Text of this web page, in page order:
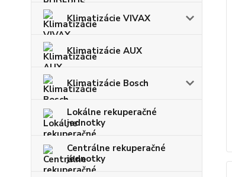
Klimatizácie VIVAX
Klimatizácie AUX
Klimatizácie Bosch
Lokálne rekuperačné
jednotky
Centrálne rekuperačné
jednotky